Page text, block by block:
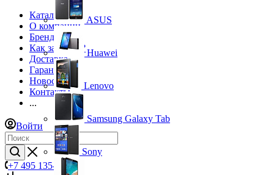
Каталог
О компании
Бренды
Как заказать?
Доставка
Гарантия
Новости
Контакты
...
Войти
+7 495 135-39-43
ASUS
Huawei
Lenovo
Samsung Galaxy Tab
Sony